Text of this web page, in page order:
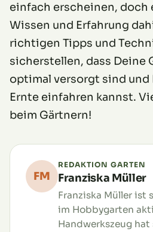
einfach erscheinen, doch
Wissen und Erfahrung
richtigen Tipps und
sicherstellen, dass Deine
optimal versorgt sind und
Ernte einfahren kannst.
beim Gärtnern!
FM
REDAKTION GARTEN
Franziska Müller
Franziska Müller ist
im Hobbygarten
Handwerkszeug hat